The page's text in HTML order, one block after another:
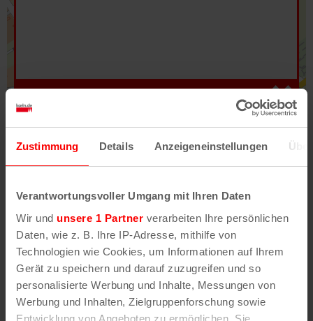
Zustimmung Details Anzeigeneinstellungen
Verantwortungsvoller Umgang mit Ihren Daten
Wir und unsere 1 Partner verarbeiten Ihre persönlichen
Daten, wie z. B. Ihre IP-Adresse, mithilfe von
Technologien wie Cookies, um Informationen auf Ihrem
Gerät zu speichern und darauf zuzugreifen und so
personalisierte Werbung und Inhalte, Messungen von
Werbung und Inhalten, Zielgruppenforschung sowie
Entwicklung von Angeboten zu ermöglichen. Sie
Fehler/Problem melden
Darstellung des RVR-Kartenwerks
Stadtplanwerk
erhältst Du unsere koeln.de-Karte mit vielen
weiteren Details wie z.B. Hausnummern.
Unser Stadtplan basiert auf Daten des
OpenStreetMap
-Projekts (
© OpenStreetMap
Mitwirkende
) und von OpenCycleMap.org